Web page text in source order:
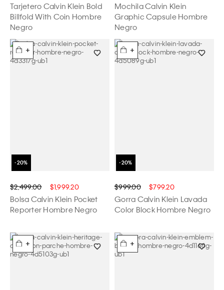
Tarjetero Calvin Klein Bold
Billfold With Coin Hombre
Negro
Mochila Calvin Klein
Graphic Capsule Hombre
Negro
+
$2,499.00 $1,999.20
Bolsa Calvin Klein Pocket
Reporter Hombre Negro
+
$999.00 $799.20
Gorra Calvin Klein Lavada
Color Block Hombre Negro
+ +